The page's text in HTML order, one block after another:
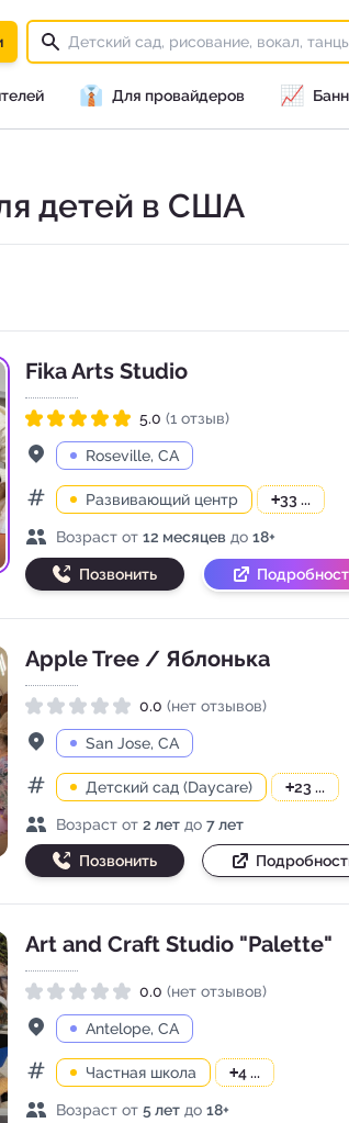
👔 Для провайдеров 📈
детей в США
Fika Arts Studio
5.0 (1 отзыв)
Адрес
Roseville, CA
КатегорииРазвивающий центр +33 ...
Возраст детей
Возраст от 12 месяцев до 18+
Позвонить
Apple Tree / Яблонька
0.0 (нет отзывов)
Адрес
San Jose, CA
КатегорииДетский сад (Daycare) +23 ...
Возраст детей
Возраст от 2 лет до 7 лет
Позвонить
Art and Craft Studio "Palette"
0.0 (нет отзывов)
Адрес
Antelope, CA
КатегорииЧастная школа +4 ...
Возраст детей
Возраст от 5 лет до 18+